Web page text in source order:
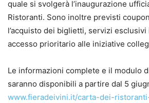
quale si svolgerà l’inaugurazione
Ristoranti. Sono inoltre previsti
l’acquisto dei biglietti, servizi esclusivi
accesso prioritario alle iniziative
Le informazioni complete e il modulo
saranno disponibili a partire dal 5
www.fieradeivini.it/carta-dei-